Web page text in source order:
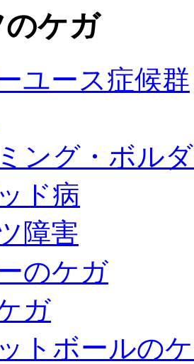
ケガ
ユース症候群
ング・ボル
ド病
障害
のケガ
ガ
トボールの